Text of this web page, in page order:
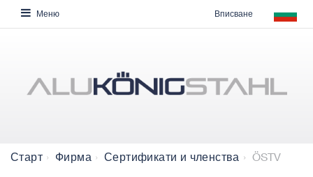
Меню Вписване
Старт Фирма Сертификати и членства ÖSTV